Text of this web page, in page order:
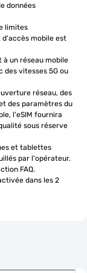
données
limites
d'accès mobile est
à un réseau mobile
des vitesses 5G ou
réseau, des
des paramètres du
l'eSIM fournira
sous réserve
et tablettes
par l'opérateur.
FAQ.
dans les 2